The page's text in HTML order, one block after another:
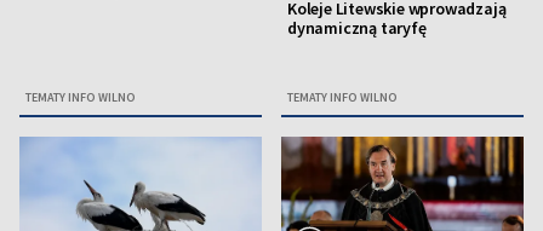
TEMATY INFO WILNO
Koleje Litewskie wprowadzają
dynamiczną taryfę
TEMATY INFO WILNO